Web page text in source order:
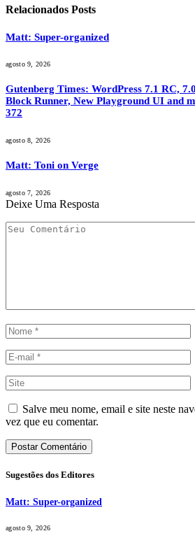
Relacionados Posts
Matt: Super-organized
agosto 9, 2026
Gutenberg Times: WordPress 7.1 RC,
Block Runner, New Playground UI and
372
agosto 8, 2026
Matt: Toni on Verge
agosto 7, 2026
Deixe Uma Resposta
Salve meu nome, email e site neste
vez que eu comentar.
Sugestões dos Editores
Matt: Super-organized
agosto 9, 2026